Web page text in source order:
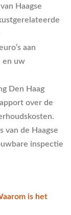
Haagse
aan
en uw
Den Haag
over de
van de Haagse
inspectie
is het